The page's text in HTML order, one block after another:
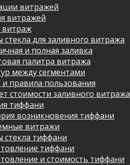
витражей
витражей
витраж
стекла для заливного витража
и полная заливка
палитра витража
между сегментами
и правила пользования
стоимости заливного витража
тиффани
возникновения тиффани
витражи
стекла тиффани
тиффани
и стоимость тиффани